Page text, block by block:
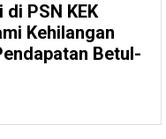
PSN KEK
Kehilangan
Betul-